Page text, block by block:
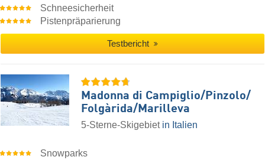
Schneesicherheit
Pistenpräparierung
Testbericht
Madonna di Campiglio/​Pinzolo/​
Folgàrida/​Marilleva
5-Sterne-Skigebiet in Italien
Snowparks